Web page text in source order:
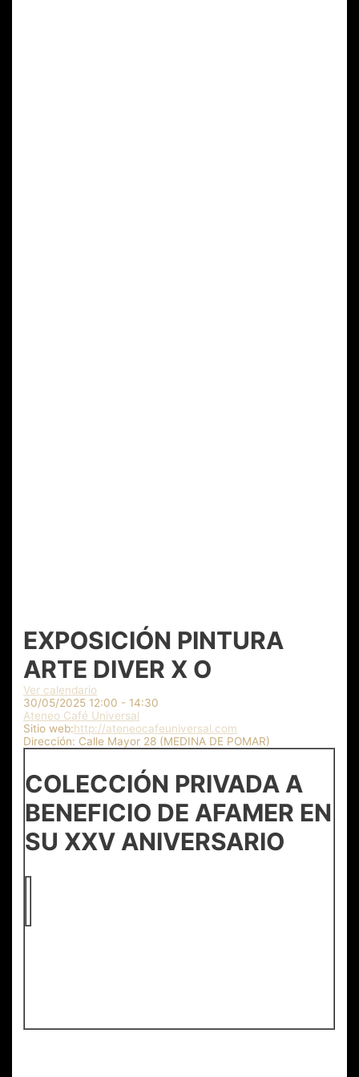
EXPOSICIÓN PINTURA
ARTE DIVER X O
Ver calendario
30/05/2025 12:00 - 14:30
Ateneo Café Universal
Sitio web:http://ateneocafeuniversal.com
Dirección: Calle Mayor 28 (MEDINA DE POMAR)
COLECCIÓN PRIVADA A
BENEFICIO DE AFAMER EN
SU XXV ANIVERSARIO